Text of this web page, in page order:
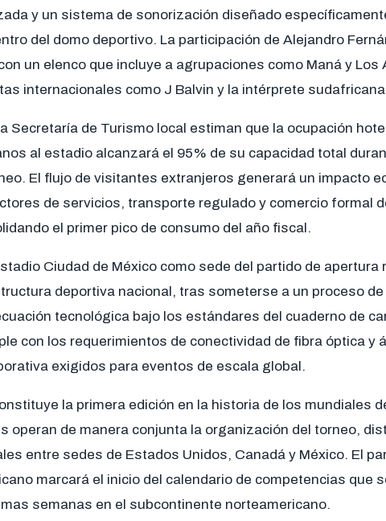
y un sistema de sonorización diseñado
del domo deportivo. La participación de Alejandro
un elenco que incluye a agrupaciones como Maná y Los
internacionales como J Balvin y la intérprete
Secretaría de Turismo local estiman que la ocupación
al estadio alcanzará el 95% de su capacidad total
El flujo de visitantes extranjeros generará un impacto
de servicios, transporte regulado y comercio formal
el primer pico de consumo del año fiscal.
Ciudad de México como sede del partido de apertura
deportiva nacional, tras someterse a un proceso
tecnológica bajo los estándares del cuaderno de
con los requerimientos de conectividad de fibra óptica y
exigidos para eventos de escala global.
la primera edición en la historia de los mundiales
operan de manera conjunta la organización del torneo,
entre sedes de Estados Unidos, Canadá y México. El
marcará el inicio del calendario de competencias que
semanas en el subcontinente norteamericano.